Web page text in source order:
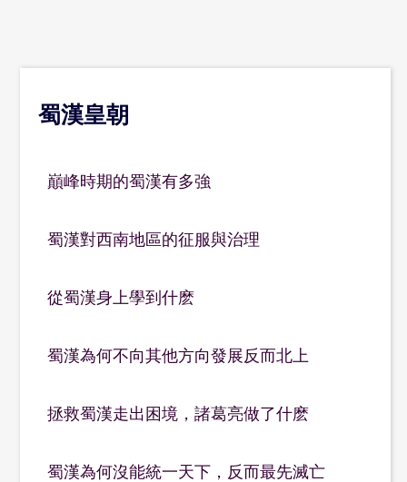
蜀漢皇朝
巔峰時期的蜀漢有多強
蜀漢對西南地區的征服與治理
從蜀漢身上學到什麽
蜀漢為何不向其他方向發展反而北上
拯救蜀漢走出困境，諸葛亮做了什麽
蜀漢為何沒能統一天下，反而最先滅亡